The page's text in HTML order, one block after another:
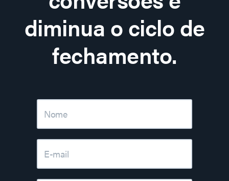
diminua o ciclo de
fechamento.